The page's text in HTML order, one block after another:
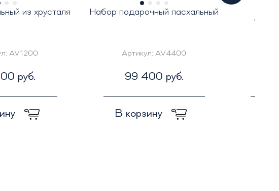
из хрусталя
AV1200
руб.
Набор подарочный пасхальный
Артикул:AV4400
99 400 руб.
В корзину